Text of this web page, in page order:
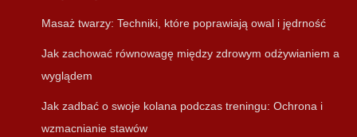
Masaż twarzy: Techniki, które poprawiają owal i jędrność
Jak zachować równowagę między zdrowym odżywianiem a
wyglądem
Jak zadbać o swoje kolana podczas treningu: Ochrona i
wzmacnianie stawów